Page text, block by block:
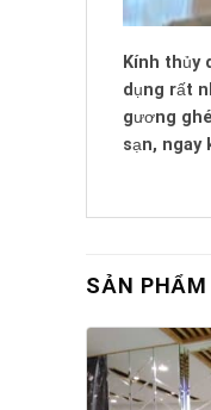
Kính thủy
dụng rất
gương
sạn, ngay
SẢN